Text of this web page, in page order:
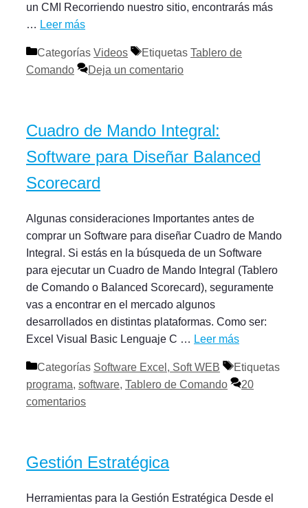
un CMI Recorriendo nuestro sitio, encontrarás más
… Leer más
Categorías Videos Etiquetas Tablero de
Comando
Deja un comentario
Cuadro de Mando Integral:
Software para Diseñar Balanced
Scorecard
Algunas consideraciones Importantes antes de
comprar un Software para diseñar Cuadro de Mando
Integral. Si estás en la búsqueda de un Software
para ejecutar un Cuadro de Mando Integral (Tablero
de Comando o Balanced Scorecard), seguramente
vas a encontrar en el mercado algunos
desarrollados en distintas plataformas. Como ser:
Excel Visual Basic Lenguaje C … Leer más
Categorías Software Excel, Soft WEB
Etiquetas
programa, software, Tablero de Comando
20
comentarios
Gestión Estratégica
Herramientas para la Gestión Estratégica Desde el